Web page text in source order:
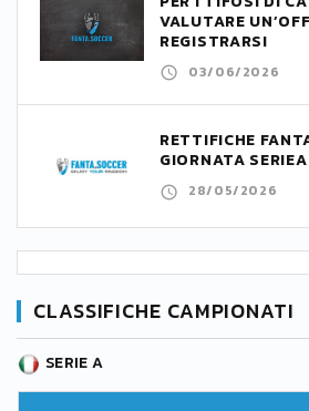
VALUTARE
REGISTRARSI
03/06/2026
RETTIFICHE
GIORNATA
28/05/2026
CLASSIFICHE CAMPIONATI
SERIE A